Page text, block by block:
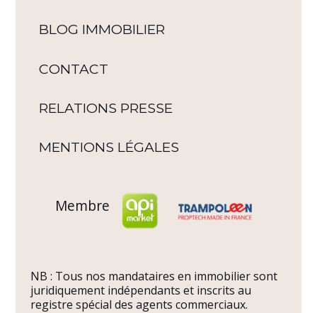
BLOG IMMOBILIER
CONTACT
RELATIONS PRESSE
MENTIONS LÉGALES
Membre
NB : Tous nos mandataires en immobilier sont
juridiquement indépendants et inscrits au
registre spécial des agents commerciaux.